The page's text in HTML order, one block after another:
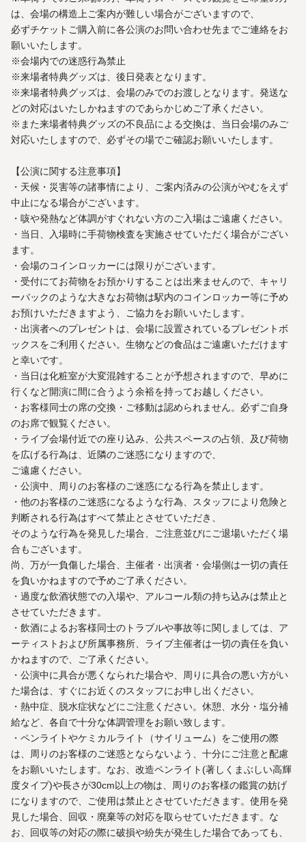
は、会場の構造上ご案内が難しい場合がございますので、
必ずチケットご購入前に各公演のお問い合わせ先までご連絡をお
願いいたします。
※会場内での迷惑行為禁止
※来場者特典グッズは、後日発表となります。
※来場者特典グッズは、会場のみでのお渡しとなります。発送な
どの対応はいたしかねますのであらかじめご了承ください。
※また来場者特典グッズの不良品による交換は、当日会場のみご
対応いたしますので、必ずその場でご確認お願いいたします。
【公演に関する注意事項】
・天候・災害等の諸事情により、ご案内済みの公演がやむをえず
中止になる場合がございます。
・咳や発熱など体調がすぐれない方のご入場はご遠慮ください。
・当日、入場時に手荷物検査を実施させていただく場合がござい
ます。
・会場のコインロッカーには限りがございます。
・受付にてお荷物をお預かりすることは出来ませんので、キャリ
ーバックのような大きなお荷物は駅内のコインロッカー等に予め
お預けいただきますよう、ご協力をお願いいたします。
・出演者へのプレゼントは、会場に設置されているプレゼントボ
ックスをご利用ください。生物などの食品はご遠慮いただけます
と幸いです。
・当日は化粧室が大変混雑することが予想されますので、早めに
行くなど開演に間に合うよう余裕を持ってお越しください。
・お客様同士の席の交換・ご移動は認められません。必ずご自身
のお席で観覧ください。
・ライブ会場付近での座り込み、公共スペースの占領、及び荷物
を広げる行為は、近隣のご迷惑になりますので、
ご遠慮ください。
・公演中、周りのお客様のご迷惑になる行為を禁止します。
・他のお客様のご迷惑になるような行為、スタッフにより危険と
判断される行為はすべて禁止とさせていただき、
そのような行為を発見した場合、ご注意並びにご退場いただく場
合もございます。
尚、万が一負傷した場合、主催者・出演者・会場側は一切の責任
を負いかねますので予めご了承ください。
・過度な飲酒状態での入場や、アルコール類の持ち込みは禁止と
させていただきます。
・飲酒によるお客様同士のトラブルや事故等に関しましては、ア
ーティストおよび所属事務所、ライブ主催者は一切の責任を負い
かねますので、ご了承ください。
・公演中に具合が悪くなられた場合や、周りに具合の悪い方がい
た場合は、すぐにお近くのスタッフにお申し出ください。
・熱中症、脱水症状などにご注意ください。休憩、水分・塩分補
給など、各自で十分な体調管理をお願い致します。
・ペンライトやケミカルライト（サイリューム）をご使用の際
は、周りのお客様のご迷惑とならないよう、十分にご注意と配慮
をお願いいたします。なお、改造ペンライト(著しくまぶしい高輝
度タイプ)や長さが30cm以上の物は、周りのお客様の鑑賞の妨げ
になりますので、ご使用は禁止とさせていただきます。使用を発
見した場合、回収・廃棄等の対応を取らせていただきます。な
お、回収等の対応の際に破損や紛失が発生した場合であっても、